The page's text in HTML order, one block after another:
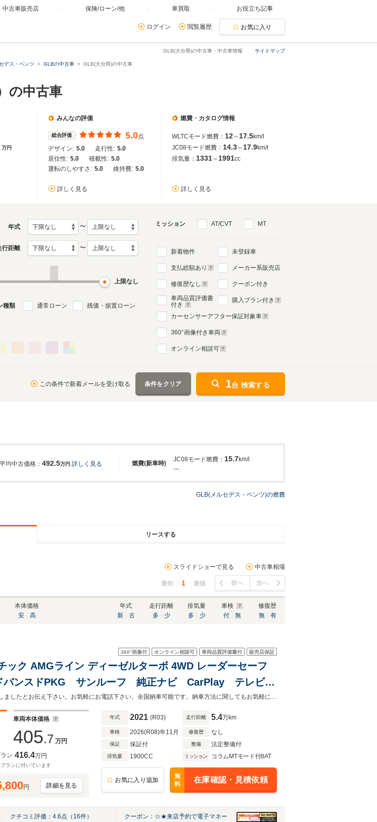
中古車販売店 保険/ローン/他 車買取 お役立ち記事
ログイン 閲覧履歴 お気に入り
サイトマップ
GLB(大分県)の中古車・中古車情報
デス・ベンツ GLBの中古車 GLB(大分県)の中古車
の中古車
万円
みんなの評価
総合評価 5.0点
デザイン: 5.0 走行性: 5.0
居住性: 5.0 積載性: 5.0
運転のしやすさ: 5.0 維持費: 5.0
詳しく見る
燃費・カタログ情報
WLTCモード燃費： 12～ 17.5km/l
JC08モード燃費： 14.3～ 17.9km/l
排気量： 1331～ 1991cc
詳しく見る
年式 〜
行距離 〜
上限なし
種類 通常ローン 残価・据置ローン
ミッション AT/CVT MT
新着物件
支払総額あり
修復歴なし
車両品質評価書
付き
未登録車
メーカー系販売店
クーポン付き
購入プラン付き
カーセンサーアフター保証対象車
360°画像付き車両
オンライン相談可
この条件で新着メールを受け取る 条件をクリア 1台 検索する
燃費(新車時)
平均中古価格： 492.5万円 詳しく見る
JC08モード燃費： 15.7km/l
---
GLB(メルセデス・ベンツ)の燃費
リースする
スライドショーで見る 中古車相場
最初 1 最後 前へ 次へ
本体価格
安
高
年式
新
古
走行距離
多
少
排気量
多
少
車検
付
無
修復歴
無
有
360°画像付 オンライン相談可 車両品質評価書付 販売店保証
ック AMGライン ディーゼルターボ 4WD レーダーセーフ
バンスドPKG サンルーフ 純正ナビ CarPlay テレビ
ハーフレザー シートヒーター パワーシート マルチバ
ドラレコ ETC
カーセンサーを見て電話しましたとお伝え下さい。お気軽にお電話下さい。全国納車可能です。納車方法に関してもお気軽にご相談ください。
車両本体価格
405.7 万円
ン 416.4万円
ランに付いています
円 詳細を見る
年式 2021 (R03) 走行距離 5.4万km
車検 2026(R08)年11月 修復歴 なし
保証 保証付 整備 法定整備付
排気量 1900CC ミッション コラムMTモード付8AT
お気に入り追加
無
料
在庫確認・見積依頼
クチコミ評価： 4.6点（ 16件）
クーポン：☆★来店予約で電子マネー